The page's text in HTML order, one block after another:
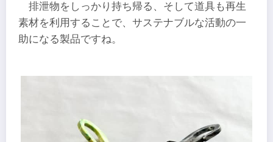
排泄物をしっかり持ち帰る、そして道具も再生
素材を利用することで、サステナブルな活動の一
助になる製品ですね。